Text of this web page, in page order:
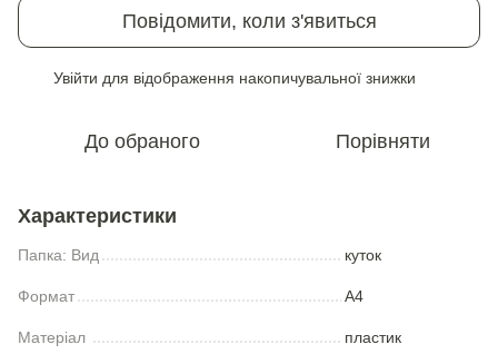
Повідомити, коли з'явиться
Увійти для відображення накопичувальної знижки
До обраного Порівняти
Характеристики
Папка: Вид куток
Формат А4
Матеріал пластик